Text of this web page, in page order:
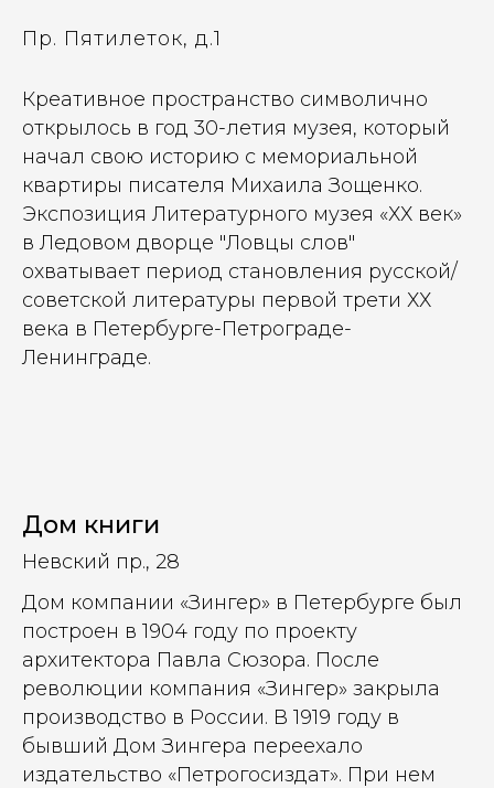
Пр. Пятилеток, д.1
Креативное пространство символично
открылось в год 30-летия музея, который
начал свою историю с мемориальной
квартиры писателя Михаила Зощенко.
Экспозиция Литературного музея «ХХ век»
в Ледовом дворце "Ловцы слов"
охватывает период становления русской/
советской литературы первой трети ХХ
века в Петербурге-Петрограде-
Ленинграде.
Дом книги
Невский пр., 28
Дом компании «Зингер» в Петербурге был
построен в 1904 году по проекту
архитектора Павла Сюзора. После
революции компания «Зингер» закрыла
производство в России. В 1919 году в
бывший Дом Зингера переехало
издательство «Петрогосиздат». При нем